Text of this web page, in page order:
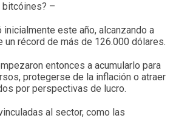
bitcóines? –
este año, alcanzando a
récord de más de 126.000 dólares.
entonces a acumularlo para
protegerse de la inflación o atraer
por perspectivas de lucro.
al sector, como las